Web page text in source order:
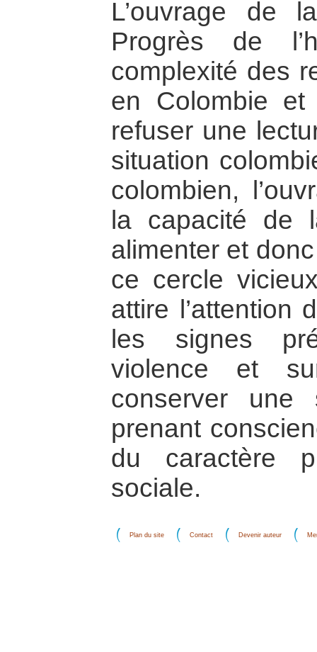
L’ouvrage de
Progrès de
complexité des
en Colombie
refuser une
situation
colombien,
la capacité de
alimenter et
ce cercle
attire l’attention
les signes
violence et
conserver une
prenant
du caractère
sociale.
Plan du site Contact Devenir auteur